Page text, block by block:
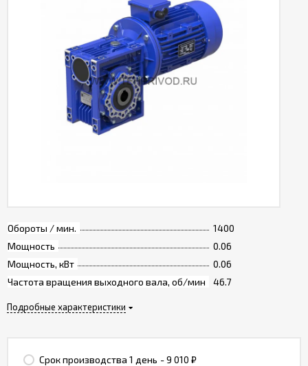
Обороты / мин.
1400
Мощность
0.06
Мощность, кВт
0.06
Частота вращения выходного вала, об/мин
46.7
Подробные характеристики
Срок производства 1 день - 9 010 ₽